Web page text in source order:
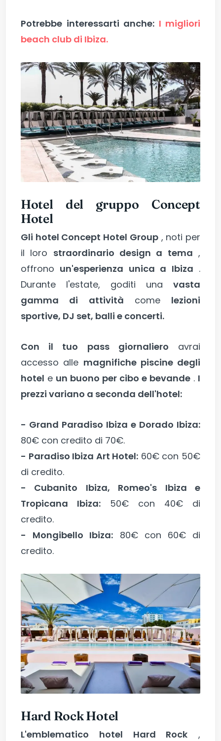
Potrebbe interessarti anche: I migliori
beach club di Ibiza.
Hotel del gruppo Concept
Hotel
Gli hotel Concept Hotel Group, noti per
il loro straordinario design a tema ,
offrono un'esperienza unica a Ibiza .
Durante l'estate, goditi una vasta
gamma di attività come lezioni
sportive, DJ set, balli e concerti.
Con il tuo pass giornaliero avrai
accesso alle magnifiche piscine degli
hotel e un buono per cibo e bevande . I
prezzi variano a seconda dell'hotel:
- Grand Paradiso Ibiza e Dorado Ibiza:
80€ con credito di 70€.
- Paradiso Ibiza Art Hotel: 60€ con 50€
di credito.
- Cubanito Ibiza, Romeo's Ibiza e
Tropicana Ibiza: 50€ con 40€ di
credito.
-
Mongibello Ibiza: 80€ con 60€ di
credito.
Hard Rock Hotel
L'emblematico hotel Hard Rock ,